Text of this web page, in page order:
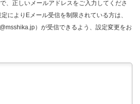
、正しいメールアドレスをご入力してくださ
によりEメール受信を制限されている方は、
）が受信できるよう、設定変更をお